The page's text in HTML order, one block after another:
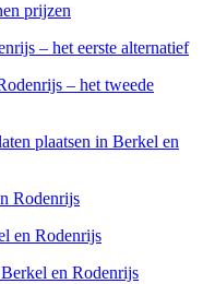
prijzen
– het eerste alternatief
– het tweede
plaatsen in Berkel en
Rodenrijs
en Rodenrijs
en Rodenrijs